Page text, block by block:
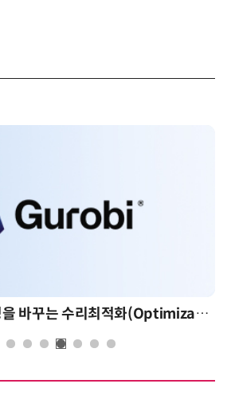
AI 시대의 의사결정을 바꾸는 수리최적화(Optimization): 실제 산업 적용 사례와 활용 전략